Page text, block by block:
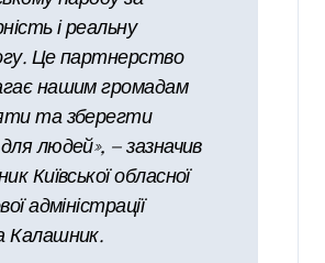
і реальну
Це партнерство
нашим громадам
та зберегти
людей», — зазначив
Київської обласної
адміністрації
Калашник.